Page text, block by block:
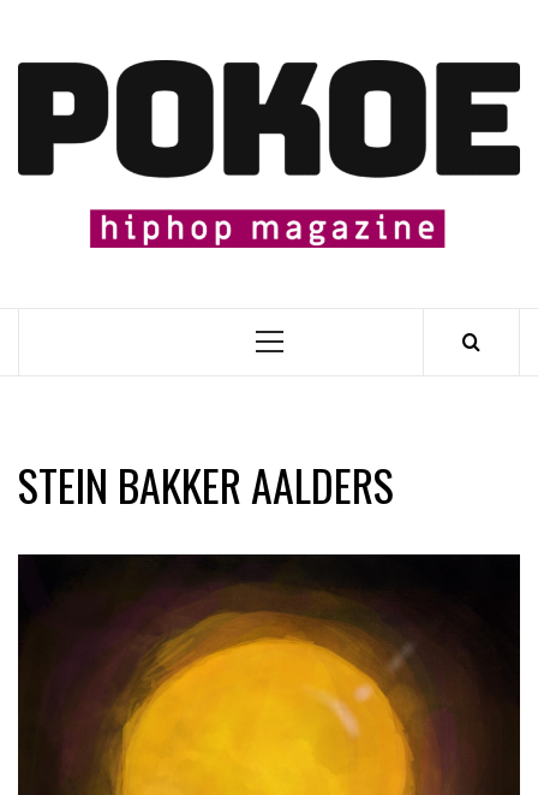
content
Primary
STEIN BAKKER AALDERS